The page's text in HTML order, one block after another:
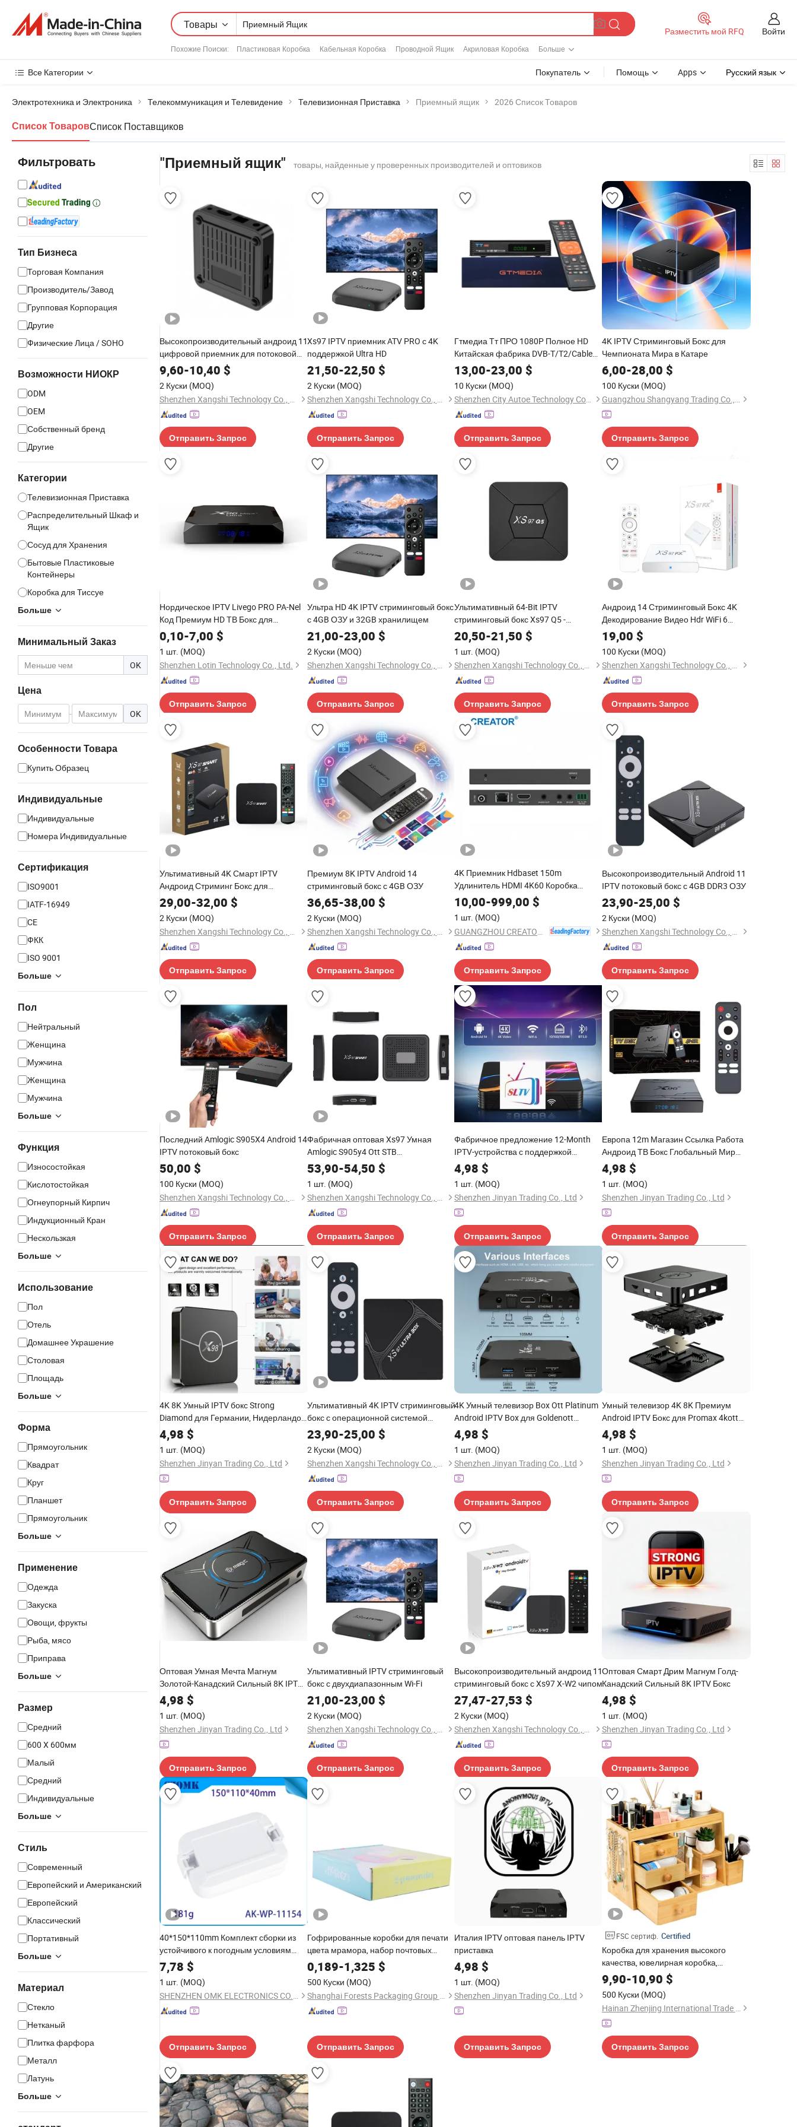
Товары
Похожие Поиски: Пластиковая Коробка Кабельная Коробка Проводной Ящик Акриловая Коробка Больше
Разместить мой RFQ Войти
Все Категории Покупатель Помощь Apps Русский язык
Электротехника и Электроника Телекоммуникация и Телевидение Телевизионная Приставка Приемный ящик 2026 Список Товаров
Список ТоваровСписок Поставщиков
Фильтровать
Тип Бизнеса
Торговая Компания
Производитель/Завод
Групповая Корпорация
Другие
Физические Лица / SOHO
Возможности НИОКР
ODM
OEM
Собственный бренд
Другие
Категории
Телевизионная Приставка
Распределительный Шкаф и
Ящик
Сосуд для Хранения
Бытовые Пластиковые
Контейнеры
Коробка для Тиссуе
Больше
Минимальный Заказ
OK
Цена
- OK
Особенности Товара
Купить Образец
Индивидуальные
Индивидуальные
Номера Индивидуальные
Сертификация
ISO9001
IATF-16949
CE
ФКК
ISO 9001
Больше
Пол
Нейтральный
Женщина
Мужчина
Женщина
Мужчина
Больше
Функция
Износостойкая
Кислотостойкая
Огнеупорный Кирпич
Индукционный Кран
Нескользкая
Больше
Использование
Пол
Отель
Домашнее Украшение
Столовая
Площадь
Больше
Форма
Прямоугольник
Квадрат
Круг
Планшет
Прямоугольник
Больше
Применение
Одежда
Закуска
Овощи, фрукты
Рыба, мясо
Приправа
Больше
Размер
Средний
600 X 600мм
Малый
Средний
Индивидуальные
Больше
Стиль
Современный
Европейский и Американский
Европейский
Классический
Портативный
Больше
Материал
Стекло
Нетканый
Плитка фарфора
Металл
Латунь
Больше
"Приемный ящик" товары, найденные у проверенных производителей и оптовиков
Высокопроизводительный андроид 11
цифровой приемник для потоковой
передачи
9,60-10,40 $
2 Куски (MOQ)
Shenzhen Xangshi Technology Co., Ltd.
Отправить Запрос
Xs97 IPTV приемник ATV PRO с 4K
поддержкой Ultra HD
21,50-22,50 $
2 Куски (MOQ)
Shenzhen Xangshi Technology Co., Ltd.
Отправить Запрос
Гтмедиа Тт ПРО 1080P Полное HD
Китайская фабрика DVB-T/T2/Cable
Поддержка H. 265 Шэньчжэнь DVB ТВ
коробка Приемник наземного сигнала
13,00-23,00 $
10 Куски (MOQ)
Shenzhen City Autoe Technology Co., Ltd.
Отправить Запрос
4K IPTV Стриминговый Бокс для
Чемпионата Мира в Катаре
6,00-28,00 $
100 Куски (MOQ)
Guangzhou Shangyang Trading Co., Ltd.
Отправить Запрос
Нордическое IPTV Livego PRO PA-Nel
Код Премиум HD ТВ Бокс для
Экспорта Юг Финляндия Дания
Исландия
0,10-7,00 $
1 шт. (MOQ)
Shenzhen Lotin Technology Co., Ltd.
Отправить Запрос
Ультра HD 4K IPTV стриминговый бокс
с 4GB ОЗУ и 32GB хранилищем
21,00-23,00 $
2 Куски (MOQ)
Shenzhen Xangshi Technology Co., Ltd.
Отправить Запрос
Ультимативный 64-Bit IPTV
стриминговый бокс Xs97 Q5 -
доступная цена
20,50-21,50 $
1 шт. (MOQ)
Shenzhen Xangshi Technology Co., Ltd.
Отправить Запрос
Андроид 14 Стриминговый Бокс 4K
Декодирование Видео Hdr WiFi 6
Включен Голосовой Пульт
Дистанционного Управления
19,00 $
100 Куски (MOQ)
Shenzhen Xangshi Technology Co., Ltd.
Отправить Запрос
Ультимативный 4K Смарт IPTV
Андроид Стриминг Бокс для
Домашних Развлечений
29,00-32,00 $
2 Куски (MOQ)
Shenzhen Xangshi Technology Co., Ltd.
Отправить Запрос
Премиум 8K IPTV Android 14
стриминговый бокс с 4GB ОЗУ
36,65-38,00 $
2 Куски (MOQ)
Shenzhen Xangshi Technology Co., Ltd.
Отправить Запрос
4K Приемник Hdbaset 150m
Удлинитель HDMI 4K60 Коробка
передачи HDMI
10,00-999,00 $
1 шт. (MOQ)
Отправить Запрос
Высокопроизводительный Android 11
IPTV потоковый бокс с 4GB DDR3 ОЗУ
23,90-25,00 $
2 Куски (MOQ)
Shenzhen Xangshi Technology Co., Ltd.
Отправить Запрос
Последний Amlogic S905X4 Android 14
IPTV потоковый бокс
50,00 $
100 Куски (MOQ)
Shenzhen Xangshi Technology Co., Ltd.
Отправить Запрос
Фабричная оптовая Xs97 Умная
Amlogic S905y4 Ott STB
Четырехъядерная Android 11 4K IPTV
Коробки с Двойным WiFi и Bt 5.2
53,90-54,50 $
1 шт. (MOQ)
Shenzhen Xangshi Technology Co., Ltd.
Отправить Запрос
Фабричное предложение 12-Month
IPTV-устройства с поддержкой
европейской панели на немецком,
английском, шведском, французском
и арабском языках
4,98 $
1 шт. (MOQ)
Shenzhen Jinyan Trading Co., Ltd
Отправить Запрос
Европа 12m Магазин Ссылка Работа
Андроид ТВ Бокс Глобальный Мир
IPTV Горячая Продажа HD ТВ Бокс
4,98 $
1 шт. (MOQ)
Shenzhen Jinyan Trading Co., Ltd
Отправить Запрос
4K 8K Умный IPTV бокс Strong
Diamond для Германии, Нидерландов,
Великобритании, США
4,98 $
1 шт. (MOQ)
Shenzhen Jinyan Trading Co., Ltd
Отправить Запрос
Ультимативный 4K IPTV стриминговый
бокс с операционной системой
Android 11
23,90-25,00 $
2 Куски (MOQ)
Shenzhen Xangshi Technology Co., Ltd.
Отправить Запрос
4K Умный телевизор Box Ott Platinum
Android IPTV Box для Goldenott
Magnum
4,98 $
1 шт. (MOQ)
Shenzhen Jinyan Trading Co., Ltd
Отправить Запрос
Умный телевизор 4K 8K Премиум
Android IPTV Бокс для Promax 4kott
Cobra
4,98 $
1 шт. (MOQ)
Shenzhen Jinyan Trading Co., Ltd
Отправить Запрос
Оптовая Умная Мечта Магнум
Золотой-Канадский Сильный 8K IPTV
Бокс
4,98 $
1 шт. (MOQ)
Shenzhen Jinyan Trading Co., Ltd
Отправить Запрос
Ультимативный IPTV стриминговый
бокс с двухдиапазонным Wi-Fi
21,00-23,00 $
2 Куски (MOQ)
Shenzhen Xangshi Technology Co., Ltd.
Отправить Запрос
Высокопроизводительный андроид 11
стриминговый бокс с Xs97 X-W2 чипом
27,47-27,53 $
2 Куски (MOQ)
Shenzhen Xangshi Technology Co., Ltd.
Отправить Запрос
Оптовая Смарт Дрим Магнум Голд-
Канадский Сильный 8K IPTV Бокс
4,98 $
1 шт. (MOQ)
Shenzhen Jinyan Trading Co., Ltd
Отправить Запрос
40*150*110mm Комплект сборки из
устойчивого к погодным условиям
материала ASA IP67 Пластиковый
ящик с защитой от УФ-излучения
7,78 $
1 шт. (MOQ)
SHENZHEN OMK ELECTRONICS CO., LTD.
Отправить Запрос
Гофрированные коробки для печати
цвета мрамора, набор почтовых
коробок с верхней крышкой
0,189-1,325 $
500 Куски (MOQ)
Shanghai Forests Packaging Group Co., Ltd.
Отправить Запрос
Италия IPTV оптовая панель IPTV
приставка
4,98 $
1 шт. (MOQ)
Shenzhen Jinyan Trading Co., Ltd
Отправить Запрос
FSC сертиф. Certified
Коробка для хранения высокого
качества, ювелирная коробка,
органайзер для косметики,
подарочные предметы, товары для
дома, коробка для средств по уходу за
кожей, бытовые предметы,
органайзер для ювелирных изделий,
деревянная коробка
9,90-10,90 $
500 Куски (MOQ)
Hainan Zhenjing International Trade Co., Ltd.
Отправить Запрос